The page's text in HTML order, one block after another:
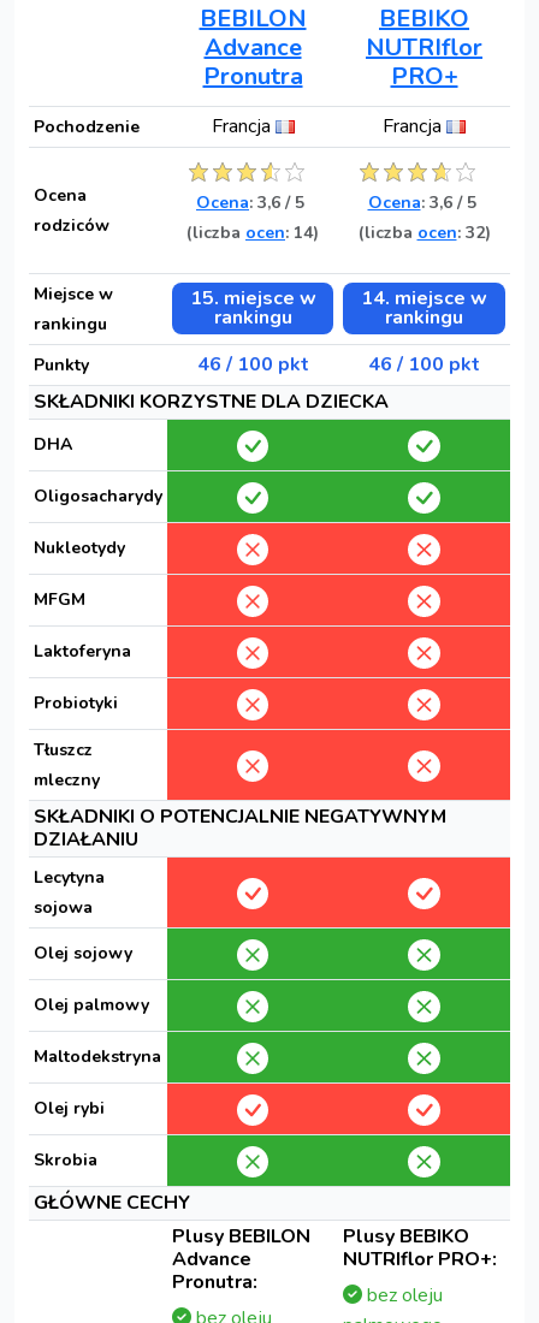
BEBILON
Advance
Pronutra
BEBIKO
NUTRIflor
PRO+
Pochodzenie Francja Francja
Ocena
rodziców
Ocena: 3,6 / 5
(liczba ocen: 14)
Ocena: 3,6/ 5
(liczba ocen: 32)
Miejsce w
rankingu
15. miejsce w
rankingu
14. miejsce w
rankingu
Punkty 46 / 100 pkt
46 / 100 pkt
SKŁADNIKI KORZYSTNE DLA DZIECKA
DHA
Oligosacharydy
Nukleotydy
MFGM
Laktoferyna
Probiotyki
Tłuszcz
mleczny
SKŁADNIKI O POTENCJALNIE NEGATYWNYM
DZIAŁANIU
Lecytyna
sojowa
Olej sojowy
Olej palmowy
Maltodekstryna
Olej rybi
Skrobia
GŁÓWNE CECHY
Plusy BEBILON
Advance
Pronutra:
bez oleju
Plusy BEBIKO
NUTRIflor PRO+:
bez oleju